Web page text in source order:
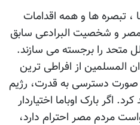
، تبصره ها و همه اقدامات
و شخصیت البرادعی سابق
متحد را برجسته می سازند.
المسلمین از افراطی ترین
دسترسی به قدرت، رژیم
اگر بارک اوباما اختیاردار
مردم مصر احترام دارد،